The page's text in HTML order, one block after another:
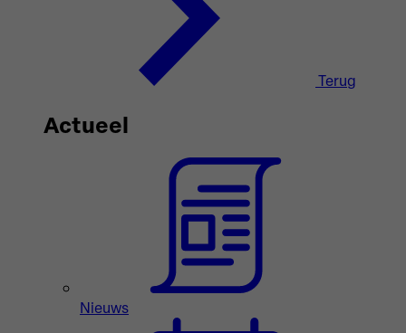
Terug
Actueel
Nieuws